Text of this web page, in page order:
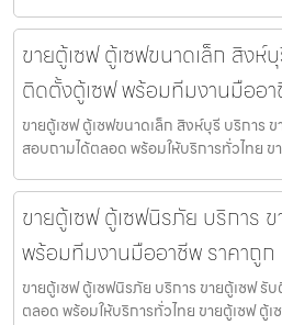
ขายตู้เซฟ ตู้เซฟขนาดเล็ก สิงห์
ติดตั้งตู้เซฟ พร้อมทีมงานมืออ
ขายตู้เซฟ ตู้เซฟขนาดเล็ก สิงห์บุรี บริการ
สอบถามได้ตลอด พร้อมให้บริการทั่วไทย ข
ขายตู้เซฟ ตู้เซฟนิรภัย บริการ
พร้อมทีมงานมืออาชีพ ราคาถูก
ขายตู้เซฟ ตู้เซฟนิรภัย บริการ ขายตู้เซฟ
ตลอด พร้อมให้บริการทั่วไทย ขายตู้เซฟ ตู้